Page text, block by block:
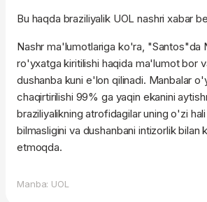
Bu haqda braziliyalik UOL nashri xabar
Nashr ma'lumotlariga ko'ra, "Santos"da
ro'yxatga kiritilishi haqida ma'lumot bor
dushanba kuni e'lon qilinadi. Manbalar
chaqirtirilishi 99% ga yaqin ekanini
braziliyalikning atrofidagilar uning o'zi
bilmasligini va dushanbani intizorlik bilan
etmoqda.
Manba: UOL